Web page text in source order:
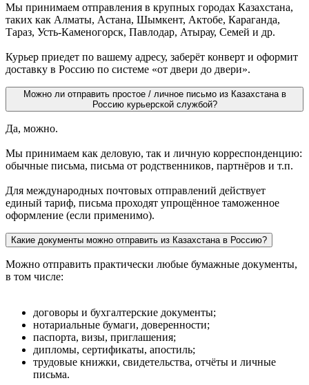
Мы принимаем отправления в крупных городах Казахстана,
таких как Алматы, Астана, Шымкент, Актобе, Караганда,
Тараз, Усть-Каменогорск, Павлодар, Атырау, Семей и др.
Курьер приедет по вашему адресу, заберёт конверт и оформит
доставку в Россию по системе «от двери до двери».
Можно ли отправить простое / личное письмо из Казахстана в
Россию курьерской службой?
Да, можно.
Мы принимаем как деловую, так и личную корреспонденцию:
обычные письма, письма от родственников, партнёров и т.п.
Для международных почтовых отправлений действует
единый тариф, письма проходят упрощённое таможенное
оформление (если применимо).
Какие документы можно отправить из Казахстана в Россию?
Можно отправить практически любые бумажные документы,
в том числе:
договоры и бухгалтерские документы;
нотариальные бумаги, доверенности;
паспорта, визы, приглашения;
дипломы, сертификаты, апостиль;
трудовые книжки, свидетельства, отчёты и личные
письма.